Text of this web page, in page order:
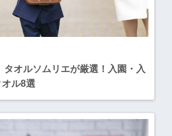
タオルソムリエが厳選！入園・入
ル8選